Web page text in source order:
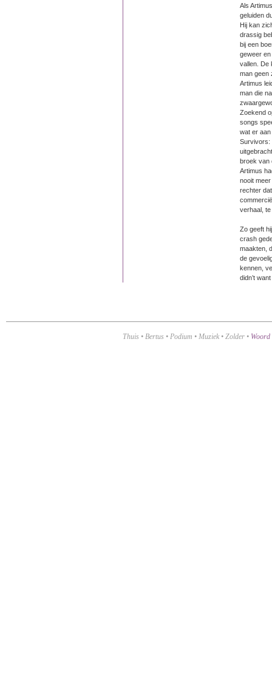
Als
geluiden
Hij kan
drassig
bij een
geweer
vallen. De
man geen
Artimus
man die
Zoekend
songs
wat er
Survivors:
broek van
Artimus
nooit
rechter
verhaal,
Zo geeft
crash
maakten,
de
kennen,
didn’t
Thuis • Bertus • Podium • Muziek • Zolder • Woord